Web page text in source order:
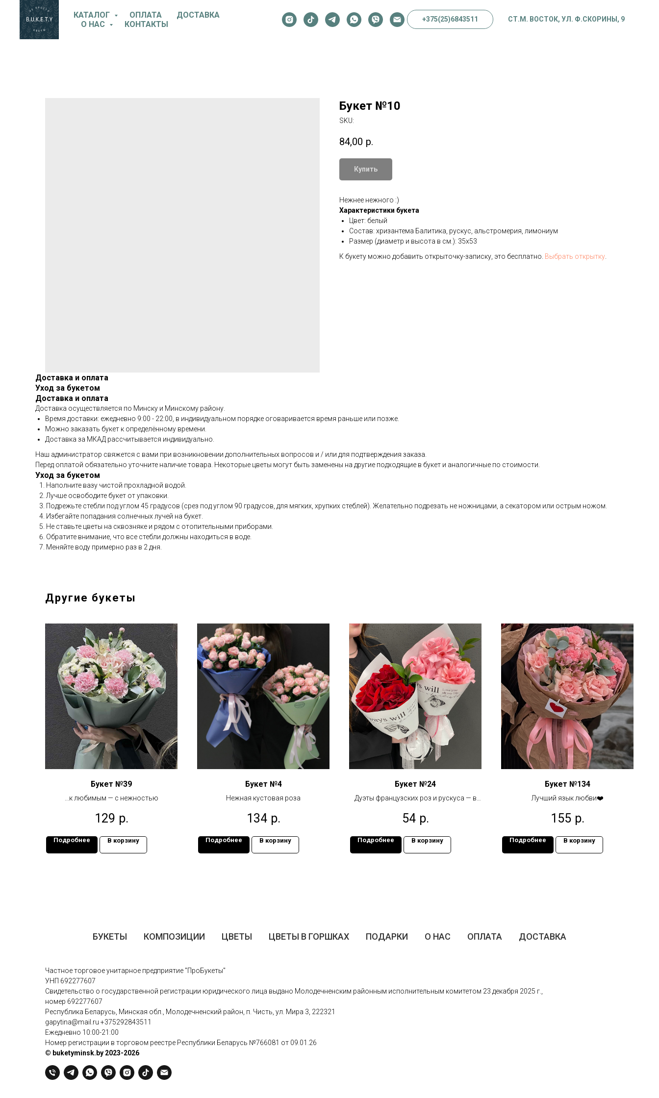
КАТАЛОГ ОПЛАТА
ДОСТАВКА
О НАС
КОНТАКТЫ
+375(25)6843511 СТ.М. ВОСТОК, УЛ. Ф.СКОРИНЫ, 9
Букет №10
SKU:
84,00 р.
Купить
Нежнее нежного :)
Характеристики букета
Цвет: белый
Состав: хризантема Балитика, рускус, альстромерия, лимониум
Размер (диаметр и высота в см.): 35х53
К букету можно добавить открыточку-записку, это бесплатно. Выбрать открытку.
Доставка и оплата
Уход за букетом
Доставка и оплата
Доставка осуществляется по Минску и Минскому району.
Время доставки: ежедневно 9:00 - 22:00, в индивидуальном порядке оговаривается время раньше или позже.
Можно заказать букет к определённому времени.
Доставка за МКАД рассчитывается индивидуально.
Наш администратор свяжется с вами при возникновении дополнительных вопросов и / или для подтверждения заказа.
Перед оплатой обязательно уточните наличие товара. Некоторые цветы могут быть заменены на другие подходящие в букет и аналогичные по стоимости.
Уход за букетом
Наполните вазу чистой прохладной водой.
Лучше освободите букет от упаковки.
Подрежьте стебли под углом 45 градусов (срез под углом 90 градусов, для мягких, хрупких стеблей). Желательно подрезать не ножницами, а секатором или острым ножом.
Избегайте попадания солнечных лучей на букет.
Не ставьте цветы на сквозняке и рядом с отопительными приборами.
Обратите внимание, что все стебли должны находиться в воде.
Меняйте воду примерно раз в 2 дня.
Другие букеты
Букет №39
...к любимым — с нежностью
129 р.
Подробнее В корзину
Букет №4
Нежная кустовая роза
134 р.
Подробнее В корзину
Букет №24
Дуэты французских роз и рускуса — в
розовом цвете
54 р.
Подробнее В корзину
Букет №134
Лучший язык любви❤️
155 р.
Подробнее В корзину
БУКЕТЫ КОМПОЗИЦИИ ЦВЕТЫ ЦВЕТЫ В ГОРШКАХ ПОДАРКИ О НАС ОПЛАТА ДОСТАВКА
Частное торговое унитарное предприятие "ПроБукеты"
УНП 692277607
Свидетельство о государственной регистрации юридического лица выдано Молодечненским районным исполнительным комитетом 23 декабря 2025 г.,
номер 692277607
Республика Беларусь, Минская обл., Молодечненский район, п. Чисть, ул. Мира 3, 222321
gapytina@mail.ru +375292843511
Ежедневно 10:00-21:00
Номер регистрации в торговом реестре Республики Беларусь №766081 от 09.01.26
© buketyminsk.by 2023-2026